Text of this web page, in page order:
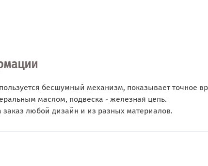
бесшумный механизм, показывает точное
маслом, подвеска - железная цепь.
заказ любой дизайн и из разных материалов.